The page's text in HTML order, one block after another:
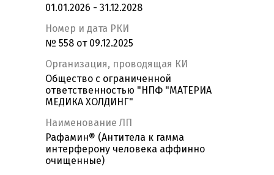
01.01.2026 - 31.12.2028
Номер и дата РКИ
№ 558 от 09.12.2025
Организация, проводящая КИ
Общество с ограниченной
ответственностью "НПФ "МАТЕРИА
МЕДИКА ХОЛДИНГ"
Наименование ЛП
Рафамин® (Антитела к гамма
интерферону человека аффинно
очищенные)